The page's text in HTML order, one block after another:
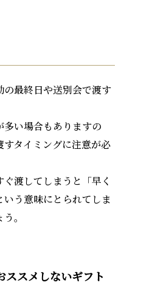
最終日や送別会で渡す
い場合もありますの
タイミングに注意が必
渡してしまうと「早く
う意味にとられてしま
。
ススメしないギフト